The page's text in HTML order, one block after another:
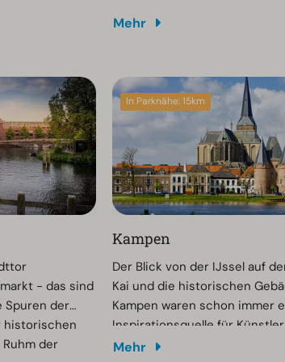
Veluwemeer
Besuch im Noord Veluws
Mehr
- das sind
Spuren der
historischen
der
In Parknähe: 15km
Kampen
Der Blick von der IJssel auf
Kai und die historischen
Kampen waren schon immer
Inspirationsquelle für
Hansestadt Kampen an der
Mehr